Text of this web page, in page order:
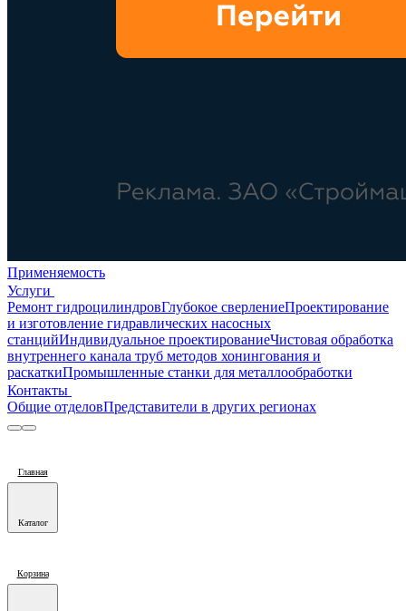
Применяемость
Услуги
Ремонт гидроцилиндровГлубокое сверлениеПроектирование
и изготовление гидравлических насосных
станцийИндивидуальное проектированиеЧистовая обработка
внутреннего канала труб методов хонингования и
раскаткиПромышленные станки для металлообработки
Контакты
Общие отделовПредставители в других регионах
Главная
Каталог
Корзина